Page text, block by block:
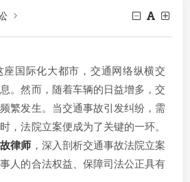
国际化大都市，交通网络纵横交
。然而，随着车辆的日益增多，交
繁发生。当交通事故引发纠纷，需
，法院立案便成为了关键的一环。
律师 ，深入剖析交通事故法院立案
人的合法权益、保障司法公正具有